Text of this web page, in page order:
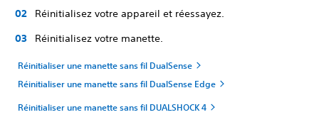
Réinitialisez votre appareil et réessayez.
Réinitialisez votre manette.
Réinitialiser une manette sans fil DualSense
Réinitialiser une manette sans fil DualSense Edge
Réinitialiser une manette sans fil DUALSHOCK 4